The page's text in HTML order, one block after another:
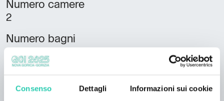
Consenso Dettagli Informazioni sui cookie
Numero camere
2
Numero bagni
Numero letti